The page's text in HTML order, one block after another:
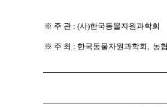
※ 주 관 : (사)한국동물자원과학회
※ 주 최 : 한국동물자원과학회, 농